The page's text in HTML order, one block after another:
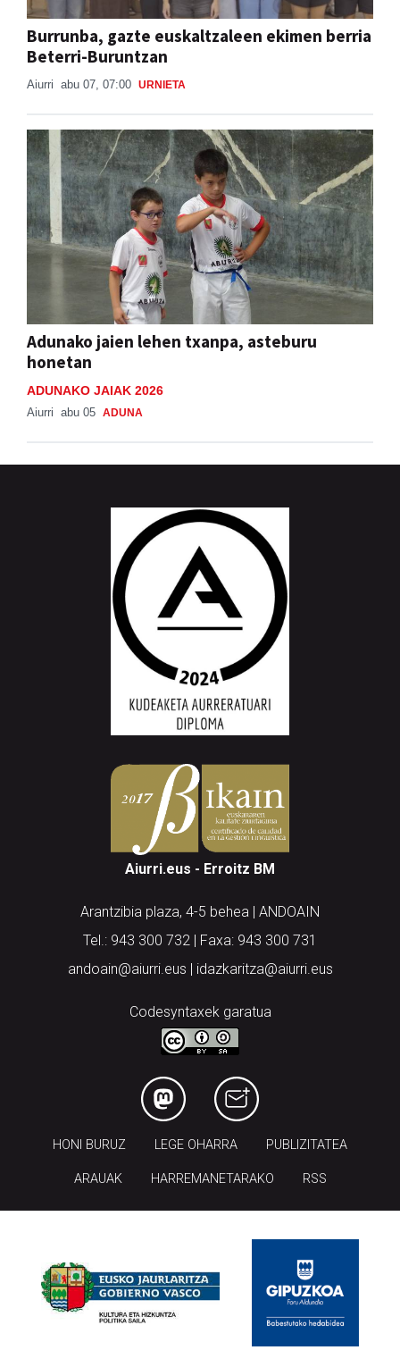
Burrunba, gazte euskaltzaleen ekimen berria
Beterri-Buruntzan
Aiurri abu 07, 07:00 URNIETA
Adunako jaien lehen txanpa, asteburu
honetan
ADUNAKO JAIAK 2026
Aiurri abu 05 ADUNA
Aiurri.eus - Erroitz BM
Arantzibia plaza, 4-5 behea | ANDOAIN
Tel.: 943 300 732 | Faxa: 943 300 731
andoain@aiurri.eus | idazkaritza@aiurri.eus
Codesyntaxek garatua
HONI BURUZ LEGE OHARRA PUBLIZITATEA
ARAUAK HARREMANETARAKO RSS